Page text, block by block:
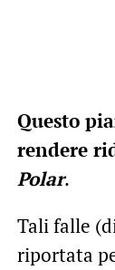
Questo
rendere
Polar.
Tali falle
riportata